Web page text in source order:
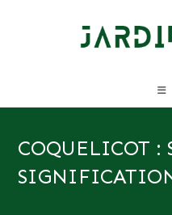
COQUELICOT :